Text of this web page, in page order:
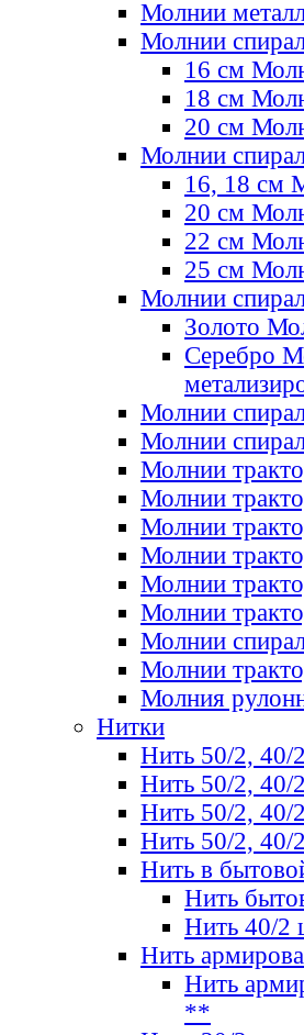
Молнии
Молнии
16 см
18 см
20 см
Молнии
16, 18 см
20 см
22 см
25 см
Молнии
Золото
Серебро
Молнии
Молнии
Молнии
Молнии
Молнии
Молнии
Молнии
Молнии
Молнии
Молнии
Молния
Нитки
Нить 50/2, 40/
Нить 50/2,
Нить 50/2, 40/
Нить 50/2, 40/
Нить в
Нить
Нить 40/2
Нить
Нить
**